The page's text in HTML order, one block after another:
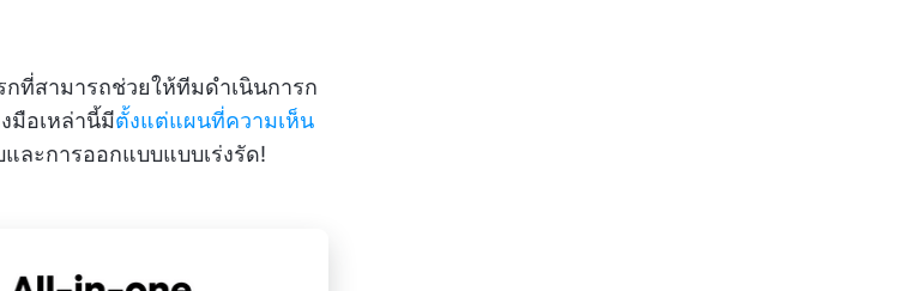
ที่สามารถช่วยให้ทีมดำเนินการก
มือเหล่านี้มีตั้งแต่แผนที่ความเห็น
ละการออกแบบแบบเร่งรัด!